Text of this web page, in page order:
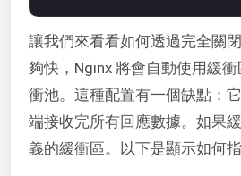
讓我們來看看如何透過完全關
夠快，Nginx 將會自動使用緩
衝池。這種配置有一個缺點：
端接收完所有回應數據。如果
義的緩衝區。以下是顯示如何